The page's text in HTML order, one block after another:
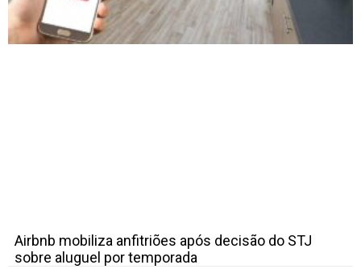
Airbnb mobiliza anfitriões após decisão do STJ
sobre aluguel por temporada